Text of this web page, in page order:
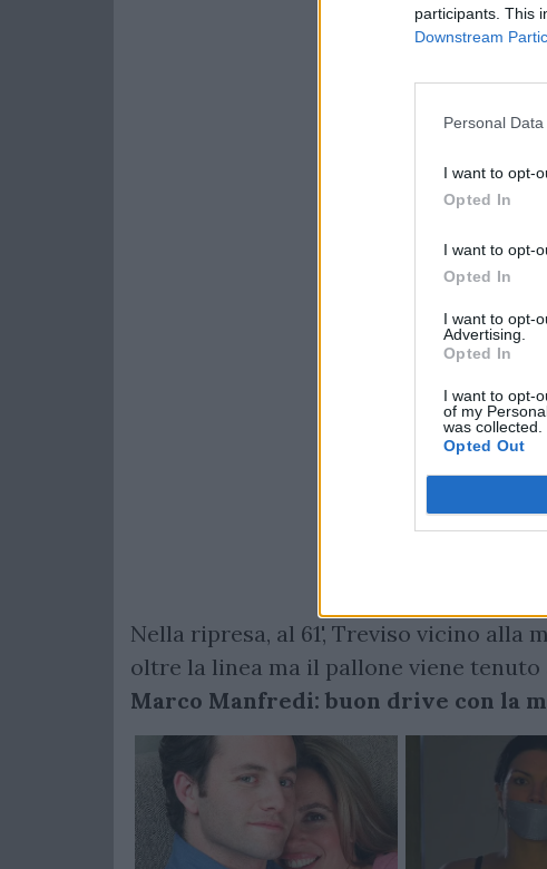
participants. This
Downstream
Personal
I want to opt-
Opted In
I want to opt-
Opted In
I want to opt-
Advertising.
Opted In
I want to opt-
of my
was collected.
Opted Out
Nella ripresa, al 61', Treviso vicino alla
oltre la linea ma il pallone viene tenuto
Marco Manfredi: buon drive con la